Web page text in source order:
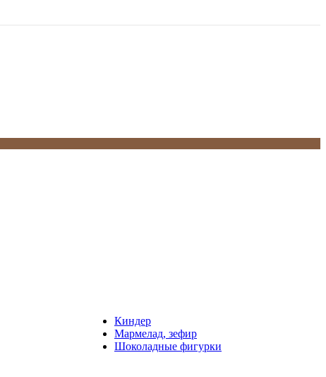
Киндер
Мармелад, зефир
Шоколадные фигурки